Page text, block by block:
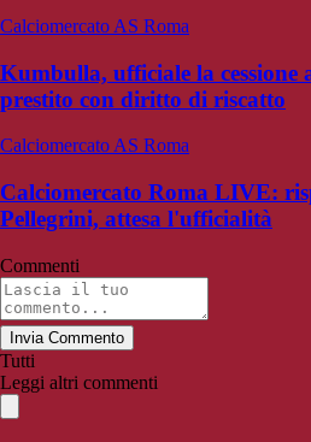
Calciomercato AS Roma
Kumbulla, ufficiale la cessione
prestito con diritto di riscatto
Calciomercato AS Roma
Calciomercato Roma LIVE:
Pellegrini, attesa l'ufficialità
Commenti
Invia Commento
Tutti
Leggi altri commenti